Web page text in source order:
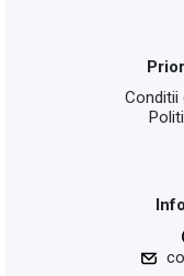
Conditii